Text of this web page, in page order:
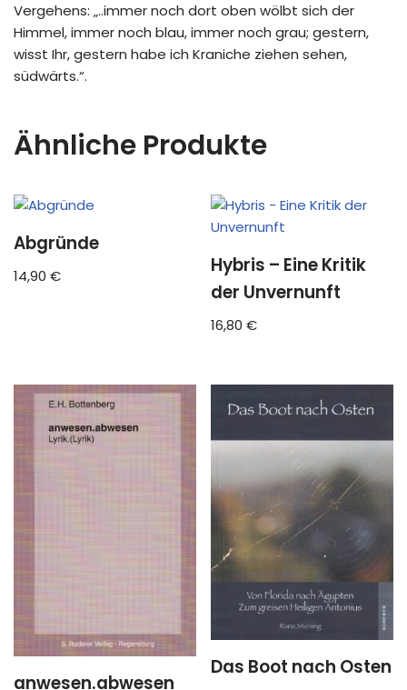
Vergehens: „..immer noch dort oben wölbt sich der
Himmel, immer noch blau, immer noch grau; gestern,
wisst Ihr, gestern habe ich Kraniche ziehen sehen,
südwärts.“.
Ähnliche Produkte
Abgründe
14,90 €
Hybris – Eine Kritik
der Unvernunft
16,80€
anwesen.abwesen
Das Boot nach Osten